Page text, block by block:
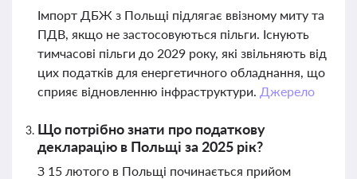
Імпорт ДБЖ з Польщі підлягає ввізному миту та
ПДВ, якщо не застосовуються пільги. Існують
тимчасові пільги до 2029 року, які звільняють від
цих податків для енергетичного обладнання, що
сприяє відновленню інфраструктури. Джерело
Що потрібно знати про податкову
декларацію в Польщі за 2025 рік?
З 15 лютого в Польщі починається прийом